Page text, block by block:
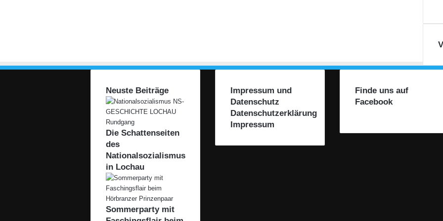
Neuste Beiträge
Die Schattenseiten
des
Nationalsozialismus
in Lochau
Sommerparty mit
Impressum und
Datenschutz
Datenschutzerklärung
Impressum
Finde uns auf
Facebook